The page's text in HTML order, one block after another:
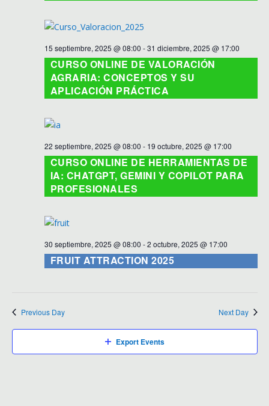
15 septiembre, 2025 @ 08:00 -31 diciembre, 2025 @ 17:00
CURSO ONLINE DE VALORACIÓN
AGRARIA: CONCEPTOS Y SU
APLICACIÓN PRÁCTICA
22 septiembre, 2025 @ 08:00 - 19 octubre, 2025 @ 17:00
CURSO ONLINE DE HERRAMIENTAS DE
IA: CHATGPT, GEMINI Y COPILOT PARA
PROFESIONALES
30 septiembre, 2025 @ 08:00 -2 octubre, 2025 @ 17:00
FRUIT ATTRACTION 2025
Previous Day Next Day
Export Events